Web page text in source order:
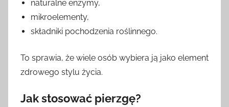
naturalne enzymy,
mikroelementy,
składniki pochodzenia roślinnego.
To sprawia, że wiele osób wybiera ją jako element
zdrowego stylu życia.
Jak stosować pierzgę?